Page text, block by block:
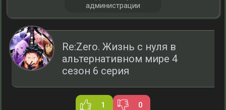
Re:Zero. Жизнь с нуля в
альтернативном мире 4
сезон 6 серия
1 0
администрации